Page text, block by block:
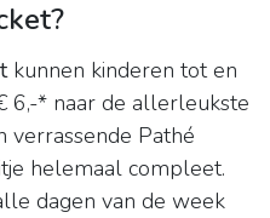
kunnen kinderen tot en
6,-* naar de allerleukste
verrassende Pathé
helemaal compleet.
dagen van de week